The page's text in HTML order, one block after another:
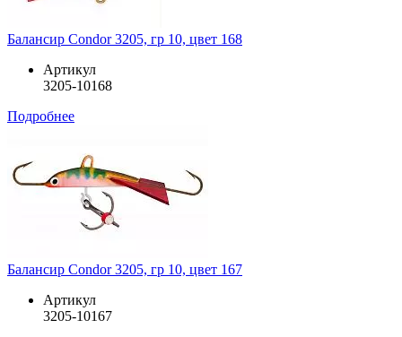
Балансир Condor 3205, гр 10, цвет 168
Артикул
3205-10168
Подробнее
Балансир Condor 3205, гр 10, цвет 167
Артикул
3205-10167